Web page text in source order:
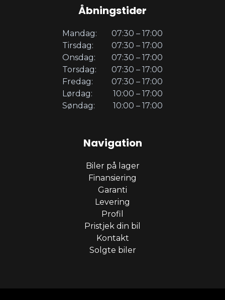
Åbningstider
Mandag:
07:30 – 17:00
Tirsdag:
07:30 – 17:00
Onsdag:
07:30 – 17:00
Torsdag:
07:30 – 17:00
Fredag:
07:30 – 17:00
Lørdag:
10:00 – 17:00
Søndag:
10:00 – 17:00
Navigation
Biler på lager
Finansiering
Garanti
Levering
Profil
Pristjek din bil
Kontakt
Solgte biler